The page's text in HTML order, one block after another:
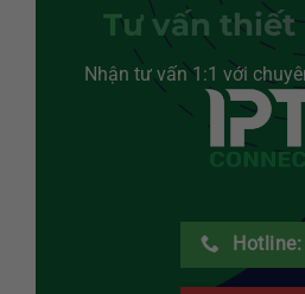
Tư vấn
Nhận tư vấn 1:1 với